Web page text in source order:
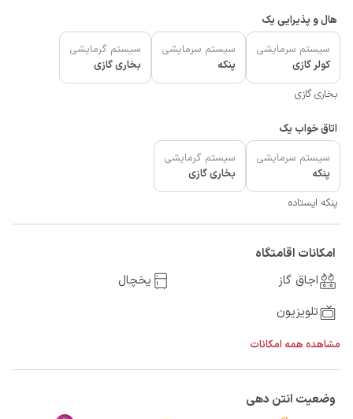
هال و پذیرایی یک
سیستم سرمایشی
کولر گازی
سیستم سرمایشی
پنکه
سیستم گرمایشی
بخاری گازی
بخاری گازی
اتاق خواب یک
سیستم سرمایشی
پنکه
سیستم گرمایشی
بخاری گازی
پنکه ایستاده
امکانات اقامتگاه
اجاق گاز
یخچال
تلویزیون
مشاهده همه امکانات
وضعیت انتن دهی